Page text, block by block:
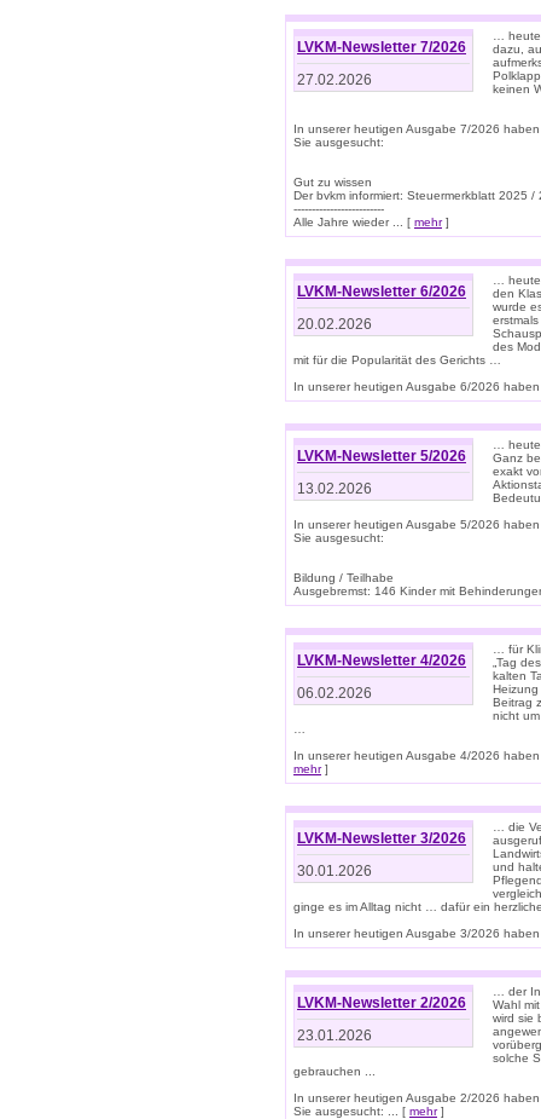
LVKM-Newsletter 7/2026
27.02.2026
…
dazu,
keinen
In unserer heutigen Ausgabe 7/2026
Sie ausgesucht:
Gut zu wissen
Der bvkm informiert: Steuermerkblatt 2025 /
-------------------------
Alle Jahre wieder ... [ mehr]
LVKM-Newsletter 6/2026
20.02.2026
…
den
wurde
des
mit für die Popularität des Gerichts …
In unserer heutigen Ausgabe 6/2026
LVKM-Newsletter 5/2026
13.02.2026
…
Ganz
exakt
In unserer heutigen Ausgabe 5/2026
Sie ausgesucht:
Bildung / Teilhabe
Ausgebremst: 146 Kinder mit
LVKM-Newsletter 4/2026
06.02.2026
… für
„Tag
kalten
Beitrag
nicht
In unserer heutigen Ausgabe 4/2026
mehr]
LVKM-Newsletter 3/2026
30.01.2026
… die
und
ginge es im Alltag nicht … dafür ein
In unserer heutigen Ausgabe 3/2026
LVKM-Newsletter 2/2026
23.01.2026
… der
Wahl
wird sie
solche
gebrauchen ...
In unserer heutigen Ausgabe 2/2026
Sie ausgesucht: ... [ mehr]